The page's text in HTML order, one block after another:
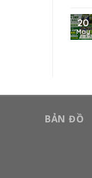
20
May
BẢN ĐỒ